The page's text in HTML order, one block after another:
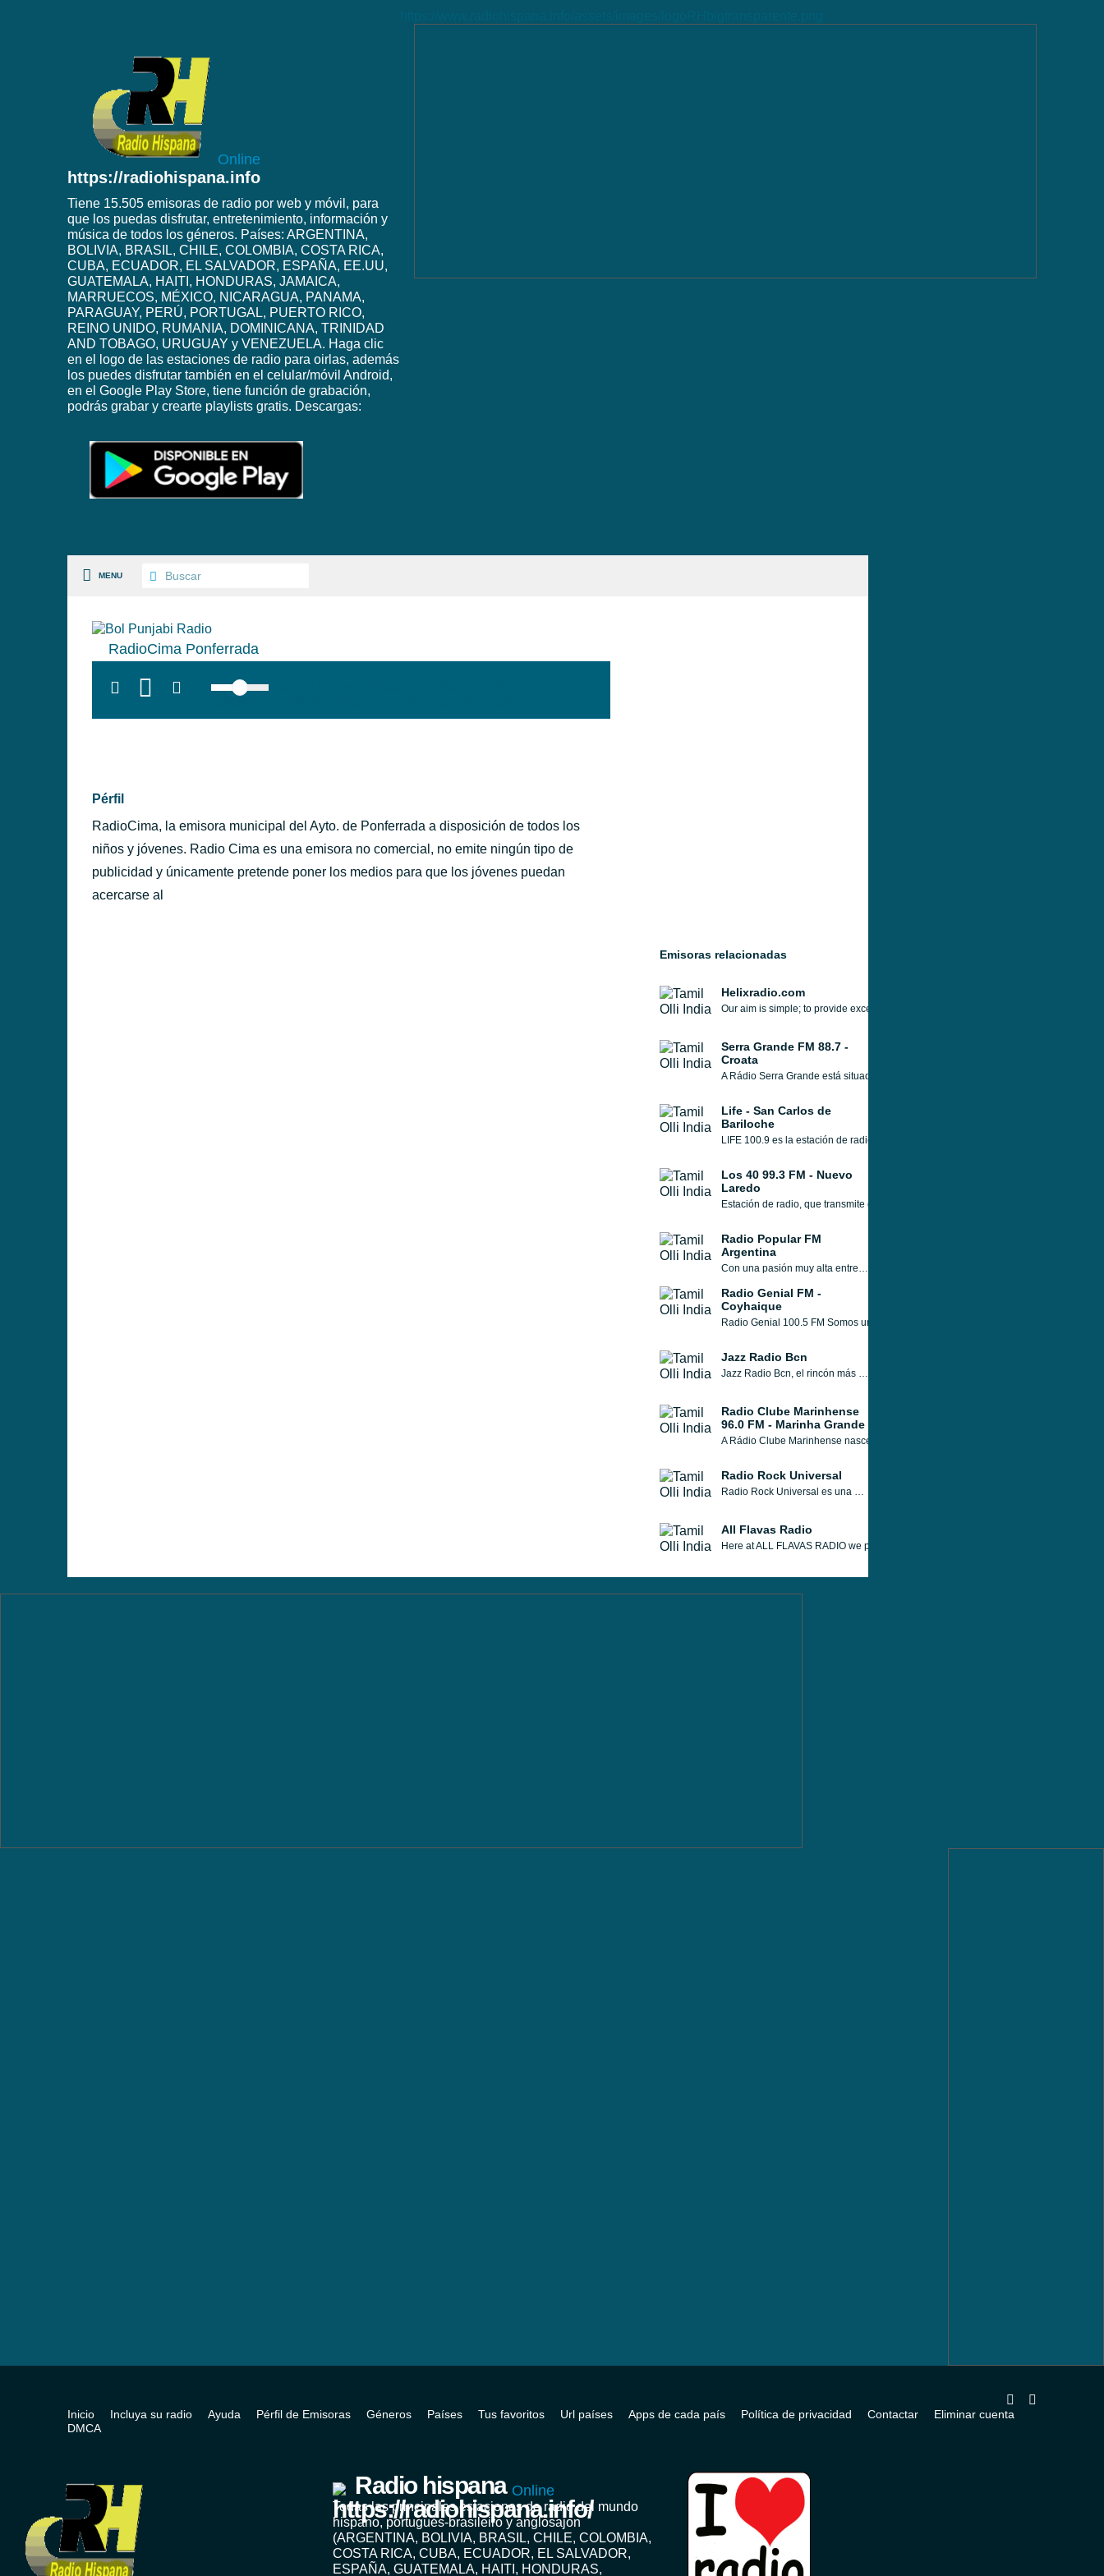
Online
https://radiohispana.info
Tiene 15.505 emisoras de radio por web y móvil, para
que los puedas disfrutar, entretenimiento, información y
música de todos los géneros. Países: ARGENTINA,
BOLIVIA, BRASIL, CHILE, COLOMBIA, COSTA RICA,
CUBA, ECUADOR, EL SALVADOR, ESPAÑA, EE.UU,
GUATEMALA, HAITI, HONDURAS, JAMAICA,
MARRUECOS, MÉXICO, NICARAGUA, PANAMA,
PARAGUAY, PERÚ, PORTUGAL, PUERTO RICO,
REINO UNIDO, RUMANIA, DOMINICANA, TRINIDAD
AND TOBAGO, URUGUAY y VENEZUELA. Haga clic
en el logo de las estaciones de radio para oirlas, además
los puedes disfrutar también en el celular/móvil Android,
en el Google Play Store, tiene función de grabación,
podrás grabar y crearte playlists gratis. Descargas:
MENU
RadioCima Ponferrada
Pérfil
RadioCima, la emisora municipal del Ayto. de Ponferrada a disposición de todos los
niños y jóvenes. Radio Cima es una emisora no comercial, no emite ningún tipo de
publicidad y únicamente pretende poner los medios para que los jóvenes puedan
acercarse al
Emisoras relacionadas
Helixradio.com
Our aim is simple; to provide excellent music and entertainment to you. You can
Serra Grande FM 88.7 -
Croata
A Rádio Serra Grande está situada em Croatá, no Ceará. Sua equipe de
Life - San Carlos de
Bariloche
LIFE 100.9 es la estación de radio de San Carlos de Bariloche que te informa y
Los 40 99.3 FM - Nuevo
Laredo
Estación de radio, que transmite desde Nuevo Laredo, México, con una
Radio Popular FM
Argentina
Con una pasión muy alta entre sus oyentes con respecto a su radio y varios tipos de programas que Radio Popular FM Argentina transmite cada día, una hora solo para entretener a sus oyentes de la manera más atractiva posible, Radio Popular FM Argentina claramente ahora se encuentra en una posición mucho mejor como y la radio en línea con sus muchos oyentes aman.
Radio Genial FM -
Coyhaique
Radio Genial 100.5 FM Somos una radio para el adulto joven contemporáneo.
Jazz Radio Bcn
Jazz Radio Bcn, el rincón más soft, tranquilo, jazz, del mundo. La única emisora en Internet de musica jazz sin interrupciones, sin locuciones, solo musica 24 horas, aquí encontrarás todos los estilos jazz, Soft, Standars, Bebop, Hard bop, Clásico, Mellow
Radio Clube Marinhense
96.0 FM - Marinha Grande
A Rádio Clube Marinhense nasceu em 1986. A informação ocupa um lugar
Radio Rock Universal
Radio Rock Universal es una emisora de radio altamente especializada en rock, blues y heavy metal para los amantes de estos géneros musicales. Hay pocas otras radios en línea que puedan igualar la excelente ejecución de programas y música de Radio Rock Universal. Está repleto de música de primera clase.
All Flavas Radio
Here at ALL FLAVAS RADIO we provide a variety of musical genres, breaking
Inicio Incluya su radio Ayuda Pérfil de Emisoras Géneros Países Tus favoritos Url países Apps de cada país Política de privacidad Contactar
Eliminar cuenta
DMCA
Radio hispana Online
Todas las principales estaciones de radio del mundo
hispano, portugués-brasileiro y anglosajon
(ARGENTINA, BOLIVIA, BRASIL, CHILE, COLOMBIA,
COSTA RICA, CUBA, ECUADOR, EL SALVADOR,
ESPAÑA, GUATEMALA, HAITI, HONDURAS,